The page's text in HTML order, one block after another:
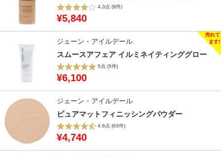
4.3点 (9件)
¥5,840
ジェーン・アイルデール
スムースアフェア イルミネイティンググロー
5点 (5件)
¥6,100
ジェーン・アイルデール
ピュアマットフィニッシングパウダー
4.6点 (63件)
¥4,740